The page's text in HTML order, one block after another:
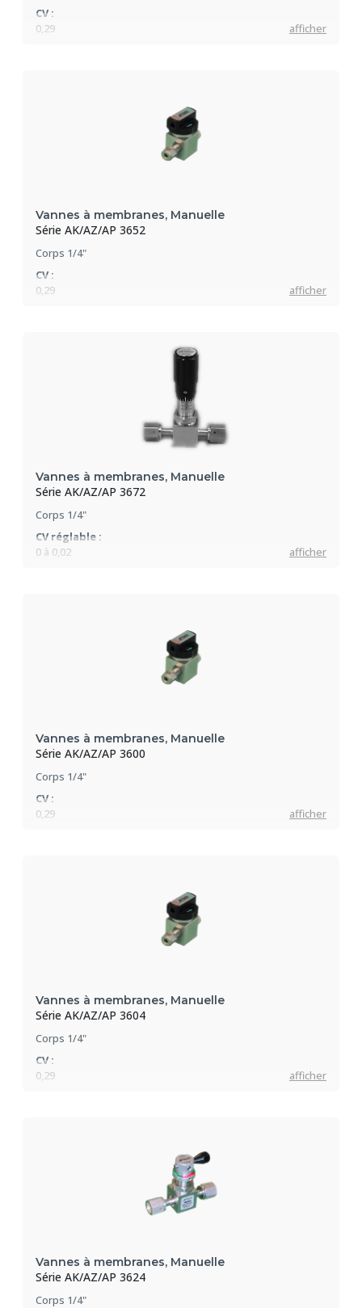
CV :
0,29
afficher
Vannes à membranes, Manuelle
Série AK/AZ/AP 3652
Corps 1/4"
CV :
0,29
afficher
Vannes à membranes, Manuelle
Série AK/AZ/AP 3672
Corps 1/4"
CV réglable :
0 à 0,02
afficher
Vannes à membranes, Manuelle
Série AK/AZ/AP 3600
Corps 1/4"
CV :
0,29
afficher
Vannes à membranes, Manuelle
Série AK/AZ/AP 3604
Corps 1/4"
CV :
0,29
afficher
Vannes à membranes, Manuelle
Série AK/AZ/AP 3624
Corps 1/4"